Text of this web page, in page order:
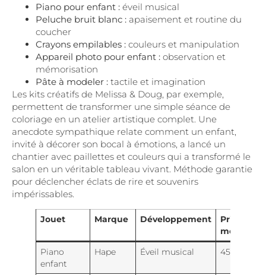
Piano pour enfant : éveil musical
Peluche bruit blanc : apaisement et routine du
coucher
Crayons empilables : couleurs et manipulation
Appareil photo pour enfant : observation et
mémorisation
Pâte à modeler : tactile et imagination
Les kits créatifs de Melissa & Doug, par exemple,
permettent de transformer une simple séance de
coloriage en un atelier artistique complet. Une
anecdote sympathique relate comment un enfant,
invité à décorer son bocal à émotions, a lancé un
chantier avec paillettes et couleurs qui a transformé le
salon en un véritable tableau vivant. Méthode garantie
pour déclencher éclats de rire et souvenirs
impérissables.
Jouet Marque Développement
Prix
moyen
Piano
enfant
Hape Éveil musical 45 €